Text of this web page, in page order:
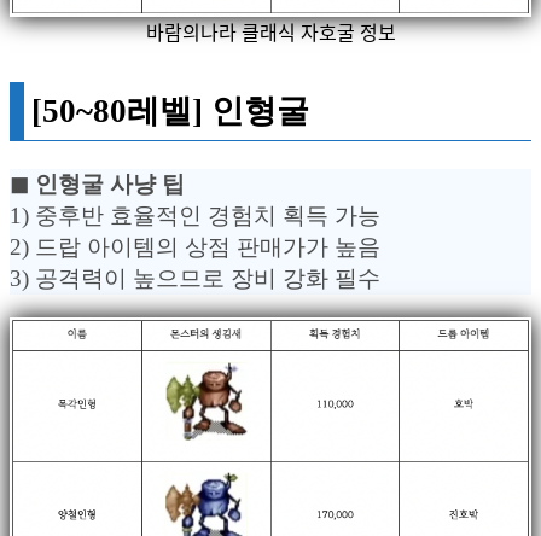
바람의나라 클래식 자호굴 정보
[50~80레벨] 인형굴
◼︎ 인형굴 사냥 팁
1) 중후반 효율적인 경험치 획득 가능
2) 드랍 아이템의 상점 판매가가 높음
3) 공격력이 높으므로 장비 강화 필수